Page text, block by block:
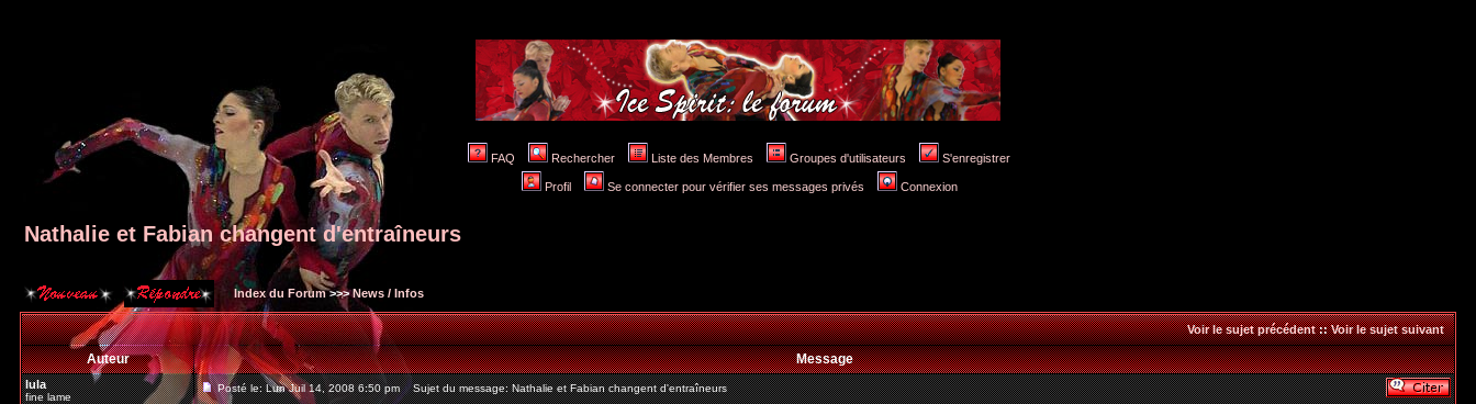
FAQ Rechercher Liste des Membres Groupes d'utilisateurs S'enregistrer
Profil Se connecter pour vérifier ses messages privés Connexion
Nathalie et Fabian changent d'entraîneurs
Index du Forum>>>News / Infos
Voir le sujet précédent::Voir le sujet suivant
Auteur Message
lula
fine lame
Posté le: Lun Juil 14, 2008 6:50 pm Sujet du message: Nathalie et Fabian changent d'entraîneurs